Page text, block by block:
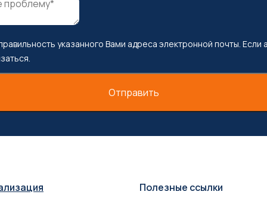
указанного Вами адреса электронной почты. Если
Отправить
Полезные ссылки